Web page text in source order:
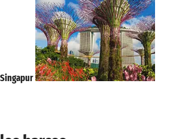
Singapur